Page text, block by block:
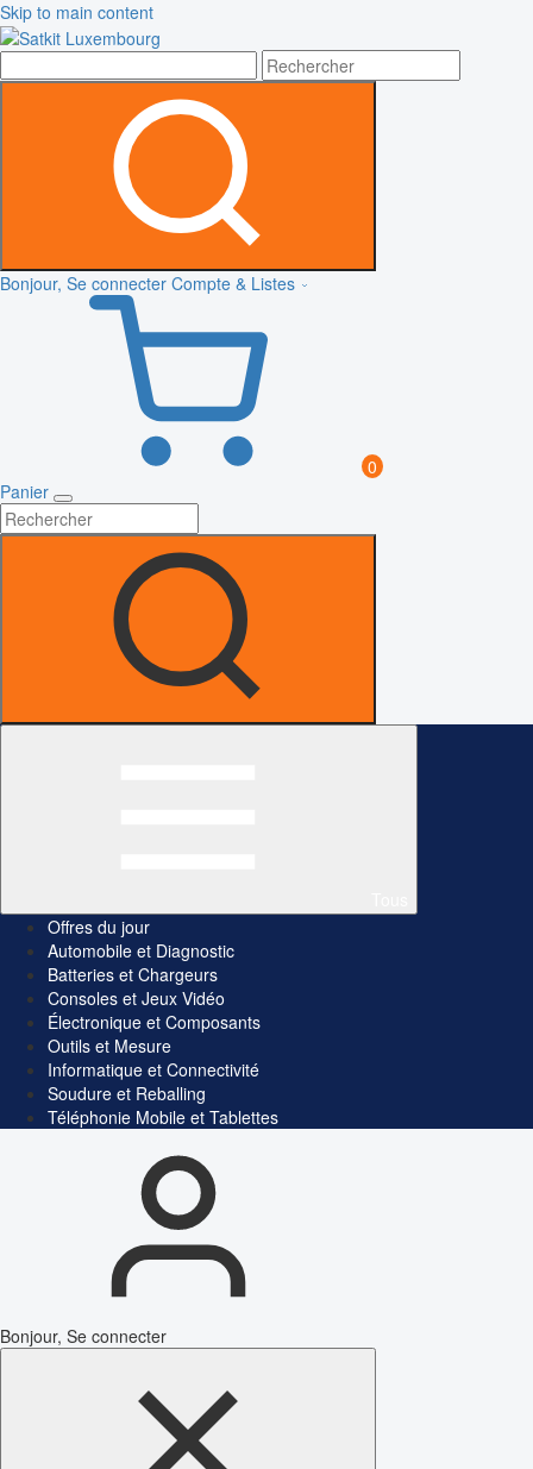
Skip to main content
Bonjour, Se connecter Compte & Listes
0
Panier
Offres du jour
Automobile et Diagnostic
Batteries et Chargeurs
Consoles et Jeux Vidéo
Électronique et Composants
Outils et Mesure
Informatique et Connectivité
Soudure et Reballing
Téléphonie Mobile et Tablettes
Bonjour, Se connecter